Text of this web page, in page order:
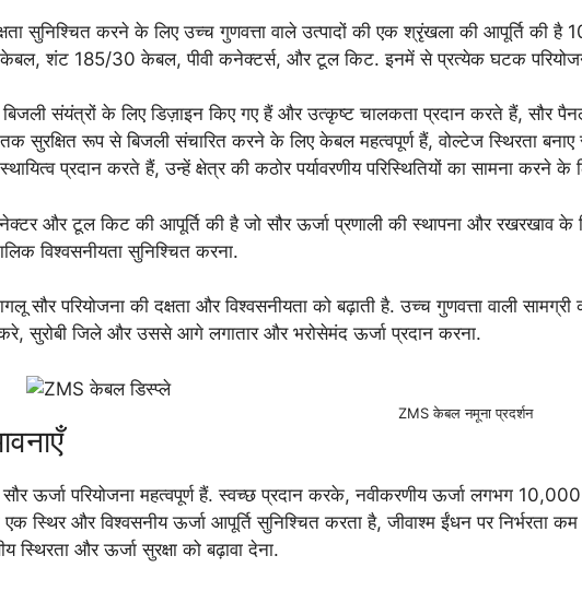
करने के लिए उच्च गुणवत्ता वाले उत्पादों की एक श्रृंखला की आपूर्ति की है 10
185/30 केबल, पीवी कनेक्टर्स, और टूल किट. इनमें से प्रत्येक घटक परियोजना की
संयंत्रों के लिए डिज़ाइन किए गए हैं और उत्कृष्ट चालकता प्रदान करते हैं,
सुरक्षित रूप से बिजली संचारित करने के लिए केबल महत्वपूर्ण हैं, वोल्टेज स्थिरता
प्रदान करते हैं, उन्हें क्षेत्र की कठोर पर्यावरणीय परिस्थितियों का सामना करने के
और टूल किट की आपूर्ति की है जो सौर ऊर्जा प्रणाली की स्थापना और
विश्वसनीयता सुनिश्चित करना.
सौर परियोजना की दक्षता और विश्वसनीयता को बढ़ाती है. उच्च गुणवत्ता वाली
करे, सुरोबी जिले और उससे आगे लगातार और भरोसेमंद ऊर्जा प्रदान करना.
ZMS केबल नमूना प्रदर्शन
परियोजना महत्वपूर्ण हैं. स्वच्छ प्रदान करके, नवीकरणीय ऊर्जा लगभग 10,000
स्थिर और विश्वसनीय ऊर्जा आपूर्ति सुनिश्चित करता है, जीवाश्म ईंधन पर निर्भरता
स्थिरता और ऊर्जा सुरक्षा को बढ़ावा देना.